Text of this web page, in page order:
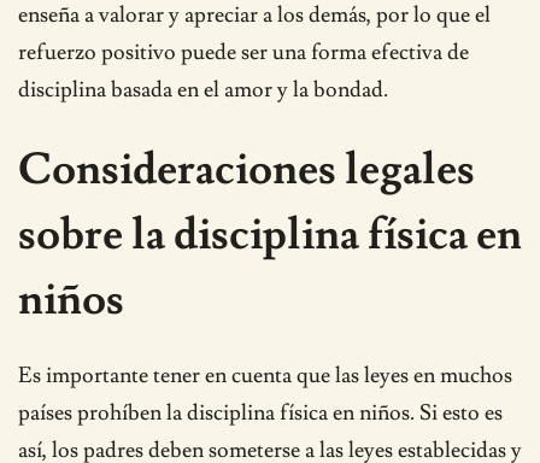
enseña a valorar y apreciar a los demás, por lo que el
refuerzo positivo puede ser una forma efectiva de
disciplina basada en el amor y la bondad.
Consideraciones legales
sobre la disciplina física en
niños
Es importante tener en cuenta que las leyes en muchos
países prohíben la disciplina física en niños. Si esto es
así, los padres deben someterse a las leyes establecidas y